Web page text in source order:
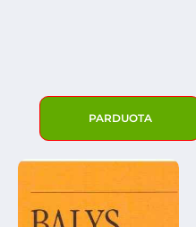
PARDUOTA